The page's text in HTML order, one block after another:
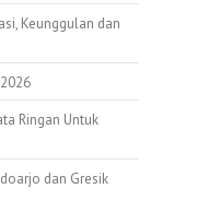
Keunggulan dan
Ringan Untuk
dan Gresik